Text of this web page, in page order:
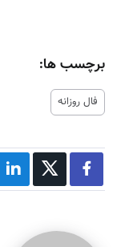
برچسب ها:
فال روزانه